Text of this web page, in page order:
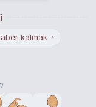
kalmak ›